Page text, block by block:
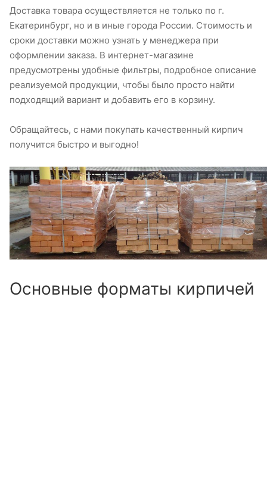
Доставка товара осуществляется не только по г.
Екатеринбург, но и в иные города России. Стоимость и
сроки доставки можно узнать у менеджера при
оформлении заказа. В интернет-магазине
предусмотрены удобные фильтры, подробное описание
реализуемой продукции, чтобы было просто найти
подходящий вариант и добавить его в корзину.
Обращайтесь, с нами покупать качественный кирпич
получится быстро и выгодно!
Основные форматы кирпичей